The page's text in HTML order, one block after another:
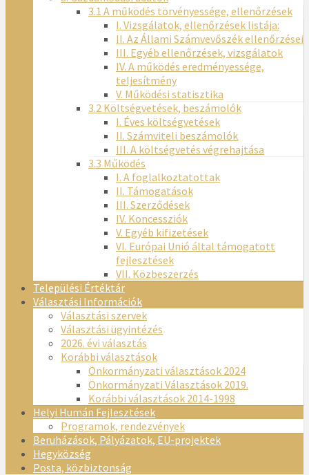
3.1 A működés törvényessége, ellenőrzések
I. Vizsgálatok, ellenőrzések listája:
II. Az Állami Számvevőszék ellenőrzései
III. Egyéb ellenőrzések, vizsgálatok
IV. A működés eredményessége,
teljesítmény
V. Működési statisztika
3.2 Költségvetések, beszámolók
I. Éves költségvetések
II. Számviteli beszámolók
III. A költségvetés végrehajtása
3.3 Működés
I. A foglalkoztatottak
II. Támogatások
III. Szerződések
IV. Koncessziók
V. Egyéb kifizetések
VI. Európai Unió által támogatott
fejlesztések
VII. Közbeszerzés
Települési Értéktár
Választási Információk
Választási szervek
Választási ügyintézés
2026. évi választás
Korábbi választások
Önkormányzati választások 2024
Önkormányzati Választások 2019.
Korábbi választások 2014-1998
Helyi Humán Fejlesztések
Programok, rendezvények
Beruházások, Pályázatok, EU-projektek
Hegyközség
Posta, közbiztonság